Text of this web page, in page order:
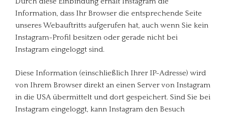
Information, dass Ihr Browser die entsprechende Seite
unseres Webauftritts aufgerufen hat, auch wenn Sie kein
Instagram-Profil besitzen oder gerade nicht bei
Instagram eingeloggt sind.
Diese Information (einschließlich Ihrer IP-Adresse) wird
von Ihrem Browser direkt an einen Server von Instagram
in die USA übermittelt und dort gespeichert. Sind Sie bei
Instagram eingeloggt, kann Instagram den Besuch